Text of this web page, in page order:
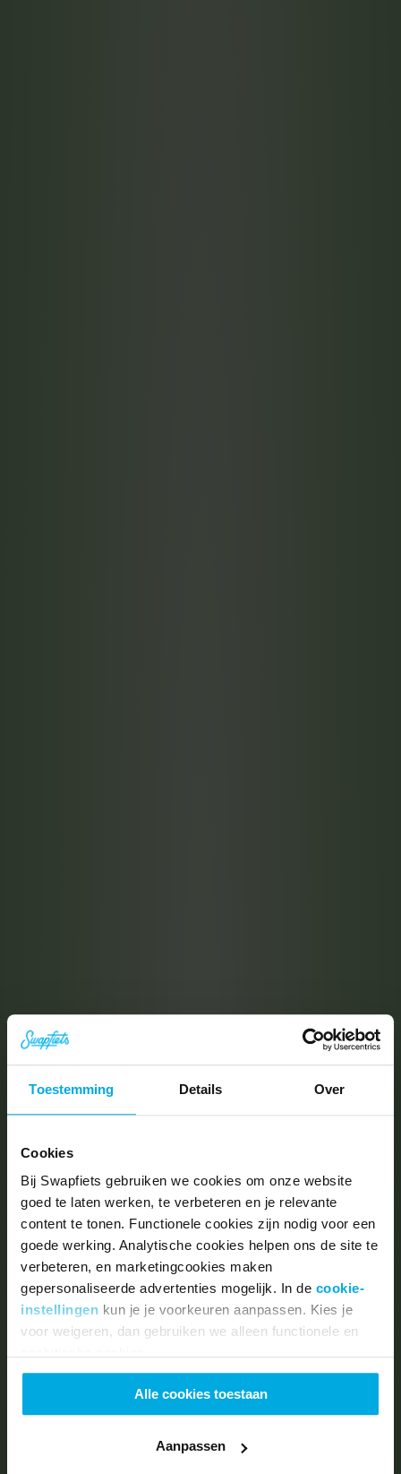
Toestemming Details Over
Cookies
Bij Swapfiets gebruiken we cookies om onze website
goed te laten werken, te verbeteren en je relevante
content te tonen. Functionele cookies zijn nodig voor een
goede werking. Analytische cookies helpen ons de site te
verbeteren, en marketingcookies maken
gepersonaliseerde advertenties mogelijk. In de cookie-
instellingen kun je je voorkeuren aanpassen. Kies je
voor weigeren, dan gebruiken we alleen functionele en
Alle cookies toestaan
Aanpassen